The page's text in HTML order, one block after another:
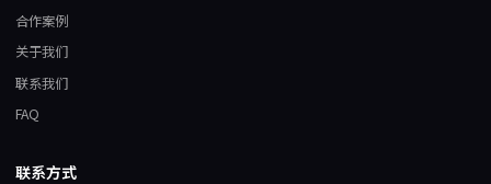
合作案例
关于我们
联系我们
FAQ
联系方式